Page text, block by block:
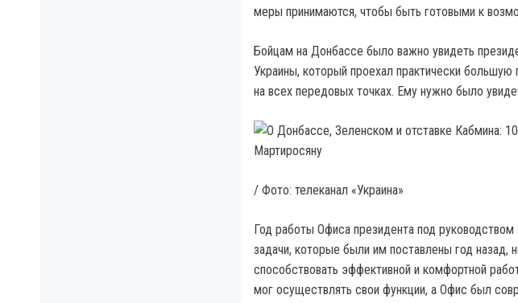
меры принимаются, чтобы быть готовыми к
Бойцам на Донбассе было важно увидеть
Украины, который проехал практически большую
на всех передовых точках. Ему нужно было
/ Фото: телеканал «Украина»
Год работы Офиса президента под
задачи, которые были им поставлены год назад,
способствовать эффективной и комфортной
мог осуществлять свои функции, а Офис был